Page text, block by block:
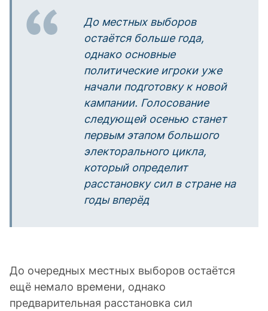
До местных выборов
остаётся больше года,
однако основные
политические игроки уже
начали подготовку к новой
кампании. Голосование
следующей осенью станет
первым этапом большого
электорального цикла,
который определит
расстановку сил в стране на
годы вперёд
До очередных местных выборов остаётся
ещё немало времени, однако
предварительная расстановка сил